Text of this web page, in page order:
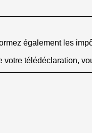
également les
votre télédéclaration,